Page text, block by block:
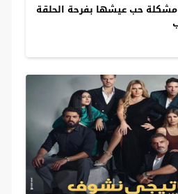
مسلسل 55 مشكلة حب عيشها بفرحة الحلقة